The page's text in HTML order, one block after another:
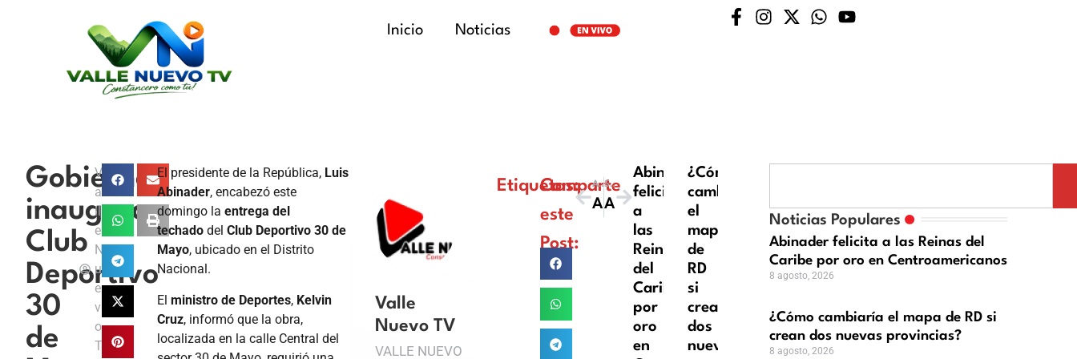
Inicio Noticias
Gobierno
inaugura
Club
Deportivo
30
de
V
a
ll
e
N
u
e
v
o
T
El presidente de la República, Luis
Abinader, encabezó este
domingo laentrega del
techado delClub Deportivo 30 de
Mayo, ubicado en el Distrito
Nacional.
Elministro de Deportes, Kelvin
Cruz, informó que la obra,
localizada en la calle Central del
Valle
Nuevo TV
VALLE NUEVO
Etiquetas:Comparte
este
Post:
ANTERIOR
Abinader inaugura Club Deportivo El Millón Yireh
SIGUIENTE
Aceleran nueva ley de residuos sólidos cerca del primer pago
Abinader
felicita
a
las
Reinas
del
Caribe
por
oro
en
¿Cómo
cambiaría
el
mapa
de
RD
si
crean
dos
nuevas
Noticias Populares
Abinader felicita a las Reinas del
Caribe por oro en Centroamericanos
8 agosto, 2026
¿Cómo cambiaría el mapa de RD si
crean dos nuevas provincias?
8 agosto, 2026